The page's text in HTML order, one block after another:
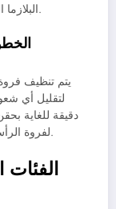
البلازما التي تحتوي على تركيز كثيف من الصفائح الدموية.
يتم تنظيف
لتقليل أي
دقيقة للغاية
لفروة الرأس، مع التركيز على المناطق الأكثر تضرراً وفراغاً.